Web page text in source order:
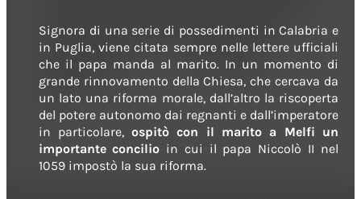
Signora di una serie di possedimenti in Calabria e
in Puglia, viene citata sempre nelle lettere ufficiali
che il papa manda al marito. In un momento di
grande rinnovamento della Chiesa, che cercava da
un lato una riforma morale, dall’altro la riscoperta
del potere autonomo dai regnanti e dall’imperatore
in particolare, ospitò con il marito a Melfi un
importante concilio in cui il papa Niccolò II nel
1059 impostò la sua riforma.